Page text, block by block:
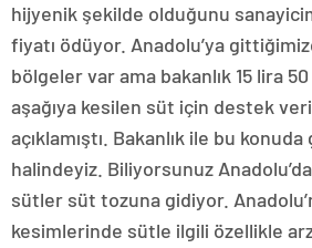
hijyenik şekilde olduğunu
fiyatı ödüyor. Anadolu’ya
bölgeler var ama bakanlık 15 lira
aşağıya kesilen süt için destek
açıklamıştı. Bakanlık ile bu
halindeyiz. Biliyorsunuz
sütler süt tozuna gidiyor.
kesimlerinde sütle ilgili özellikle